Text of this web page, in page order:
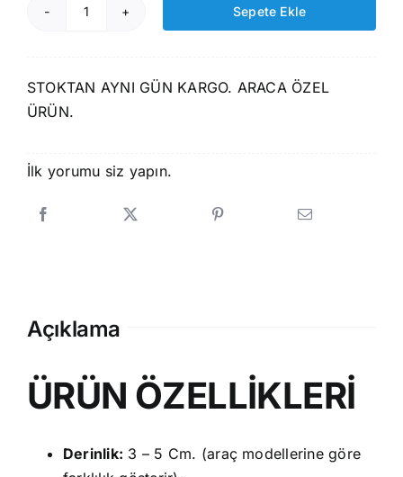
Rizline
2010-
Havuzlu
Sepete Ekle
STOKTAN AYNI GÜN KARGO. ARACA ÖZEL
ÜRÜN.
İlk yorumu siz yapın.
Açıklama
ÜRÜN ÖZELLİKLERİ
Derinlik: 3 – 5 Cm. (araç modellerine göre